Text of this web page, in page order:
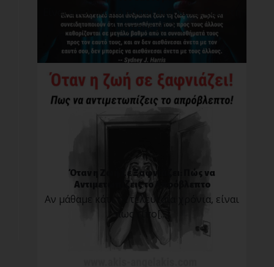
Είναι εκπληκτικό πόσοι άνθρωποι ζουν τη
ζωή τους χ[...]
Όταν η Ζωή Σε Ξαφνιάζει: Πώς να
Αντιμετωπίζεις το Απρόβλεπτο
Αν μάθαμε κάτι τα τελευταία χρόνια, είναι
πως τίπο[...]